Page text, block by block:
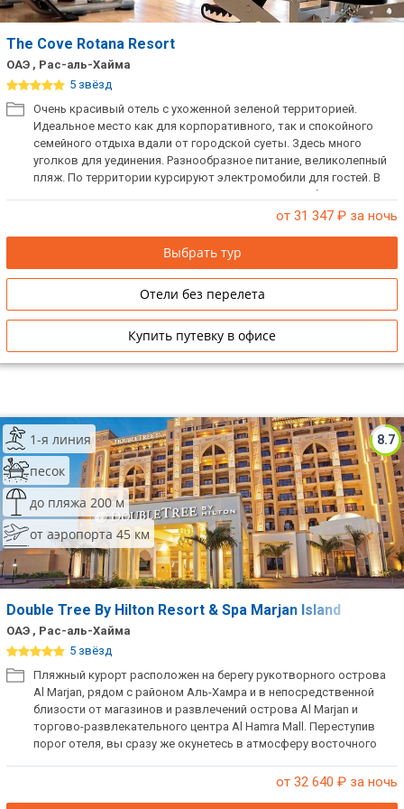
The Cove Rotana Resort
ОАЭ , Рас-аль-Хайма
5 звёзд
Очень красивый отель с ухоженной зеленой территорией.
Идеальное место как для корпоративного, так и спокойного
семейного отдыха вдали от городской суеты. Здесь много
уголков для уединения. Разнообразное питание, великолепный
пляж. По территории курсируют электромобили для гостей. В
отеле есть русскоязычный персонал. При заезде берется
от 31 347 ₽ за ночь
Выбрать тур
Отели без перелета
Купить путевку в офисе
8.7
1-я линия
песок
до пляжа 200 м
от аэропорта 45 км
Double Tree By Hilton Resort & Spa Marjan Island
ОАЭ , Рас-аль-Хайма
5 звёзд
Пляжный курорт расположен на берегу рукотворного острова
Al Marjan, рядом с районом Аль-Хамра и в непосредственной
близости от магазинов и развлечений острова Al Marjan и
торгово-развлекательного центра Al Hamra Mall. Переступив
порог отеля, вы сразу же окунетесь в атмосферу восточного
теплым шоколадным печеньем. Здесь есть все для
от 32 640 ₽ за ночь